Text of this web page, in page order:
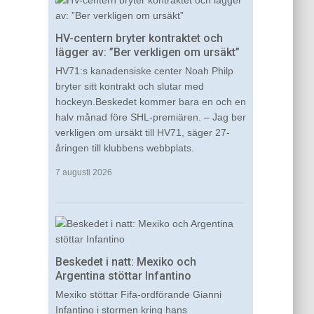
HV-centern bryter kontraktet och
lägger av: ”Ber verkligen om ursäkt”
HV71:s kanadensiske center Noah Philp
bryter sitt kontrakt och slutar med
hockeyn.Beskedet kommer bara en och en
halv månad före SHL-premiären. – Jag ber
verkligen om ursäkt till HV71, säger 27-
åringen till klubbens webbplats.
7 augusti 2026
Beskedet i natt: Mexiko och
Argentina stöttar Infantino
Mexiko stöttar Fifa-ordförande Gianni
Infantino i stormen kring hans